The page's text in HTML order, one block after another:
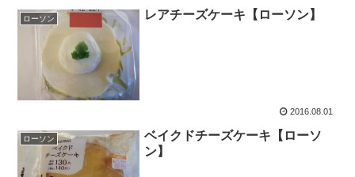
ローソン レアチーズケーキ【ローソン】
2016.08.01
ローソン
ベイクドチーズケーキ【ローソ
ン】